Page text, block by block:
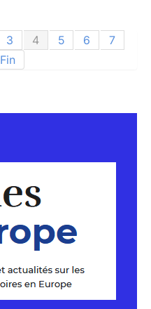
3 4 5 6
7
Fin